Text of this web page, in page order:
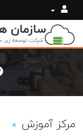
مرکز آموزش